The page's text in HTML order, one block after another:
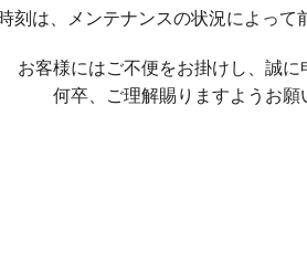
刻は、メンテナンスの状況によって
お客様にはご不便をお掛けし、 誠に
何卒、ご理解賜りますようお願